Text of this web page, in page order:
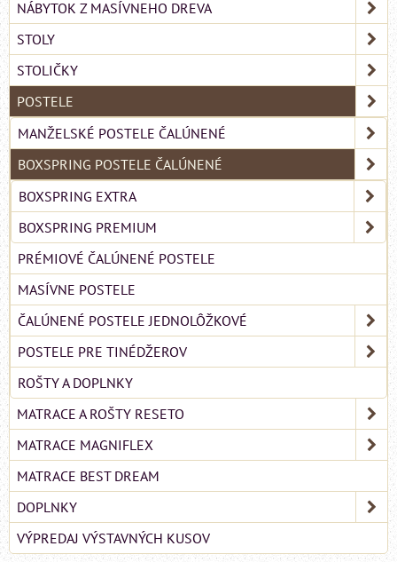
NÁBYTOK Z MASÍVNEHO DREVA
STOLY
STOLIČKY
POSTELE
MANŽELSKÉ POSTELE ČALÚNENÉ
BOXSPRING POSTELE ČALÚNENÉ
BOXSPRING EXTRA
BOXSPRING PREMIUM
PRÉMIOVÉ ČALÚNENÉ POSTELE
MASÍVNE POSTELE
ČALÚNENÉ POSTELE JEDNOLÔŽKOVÉ
POSTELE PRE TINÉDŽEROV
ROŠTY A DOPLNKY
MATRACE A ROŠTY RESETO
MATRACE MAGNIFLEX
MATRACE BEST DREAM
DOPLNKY
VÝPREDAJ VÝSTAVNÝCH KUSOV